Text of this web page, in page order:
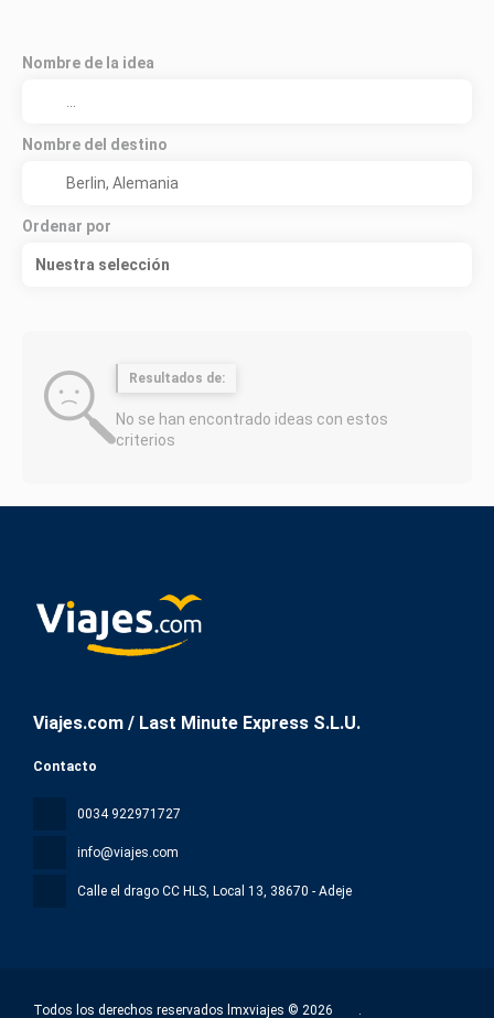
Nombre de la idea
Nombre del destino
Ordenar por
Nuestra selección
Resultados de:
No se han encontrado ideas con estos
criterios
Viajes.com / Last Minute Express S.L.U.
Contacto
0034 922971727
info@viajes.com
Calle el drago CC HLS, Local 13, 38670 - Adeje
Todos los derechos reservados lmxviajes © 2026 .